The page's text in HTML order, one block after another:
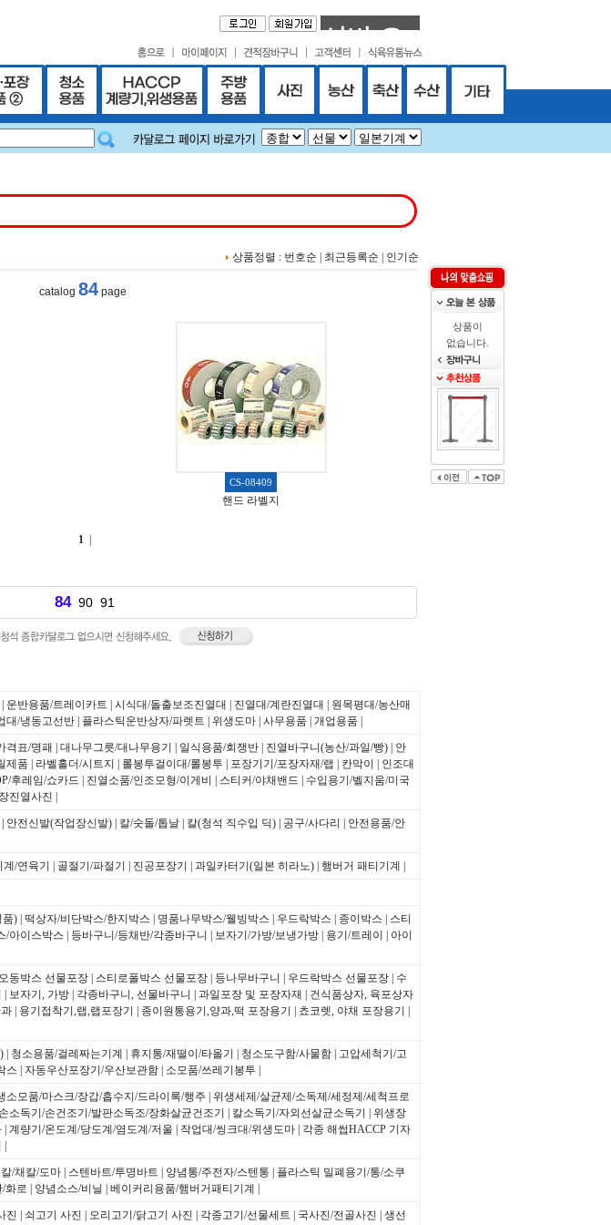
상품정렬 : 번호순 최근등록순 인기순
catalog 84 page
CS-08409
핸드 라벨지
1|
84 90 91
운반용품/트레이카트 시식대/돌출보조진열대 진열대/계란진열대
원목평대/농산매
대/냉동고선반| 플라스틱운반상자/파렛트 위생도마| 사무용품 개업용품
격표/명패 대나무그릇/대나무용기 일식용품/회쟁반| 진열바구니(농산/과일/빵)|
안
제품 라벨홀더/시트지 롤봉투걸이대/롤봉투 포장기기/포장자재/랩 칸막이
인조대
후레임/쇼카드 진열소품/인조모형/이게비 스티커/야채밴드
수입용기/벨지움/미국
진열사진
안전신발(작업장신발)| 칼/숫돌/톱날| 칼(청석 직수입 딕)| 공구/사다리
안전용품/안
/연육기 골절기/파절기 진공포장기 과일카터기(일본 히라노)| 햄버거 패티기계
품)| 떡상자/비단박스/한지박스 명품나무박스/웰빙박스 우드락박스 종이박스
스티
/아이스박스 등바구니/등채반/각종바구니 보자기/가방/보냉가방| 용기/트레이
아이
오동박스 선물포장| 스티로폴박스 선물포장| 등나무바구니 우드락박스 선물포장|
수
보자기, 가방| 각종바구니, 선물바구니 과일포장 및 포장자재
건식품상자, 육포상자
| 용기접착기,랩,랩포장기 종이원통용기,양과,떡 포장용기 쵸코렛, 야채 포장용기
| 청소용품/걸레짜는기계 휴지통/재떨이/타올기 청소도구함/사물함|
고압세척기/고
스 자동우산포장기/우산보관함| 소모품/쓰레기봉투
소모품/마스크/장갑/흡수지/드라이록/행주
위생세제/살균제/소독제/세정제/세척프로
손소독기/손건조기/발판소독조/장화살균건조기 칼소독기/자외선살균소독기
위생장
| 계량기/온도계/당도계/염도계/저울 작업대/씽크대/위생도마|
각종 해썹HACCP 기자
칼/채칼/도마| 스텐바트/투명바트 양념통/주전자/스텐통
플라스틱 밀폐용기/통/소쿠
/화로 양념소스/비닐 베이커리용품/햄버거패티기계
진 쇠고기 사진 오리고기/닭고기 사진 각종고기/선물세트 국사진/전골사진 생선
상품이
없습니다.